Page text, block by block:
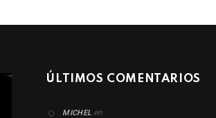
ÚLTIMOS COMENTARIOS
MICHEL en